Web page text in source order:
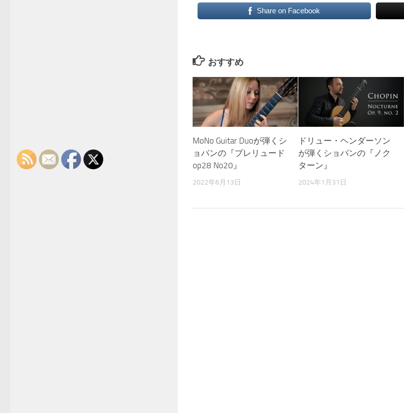
Share on Facebook
おすすめ
MoNo Guitar Duoが弾くシ
ョパンの『プレリュード
op28 No20』
2022年6月13日
ドリュー・ヘンダーソン
が弾くショパンの『ノク
ターン』
2024年1月31日